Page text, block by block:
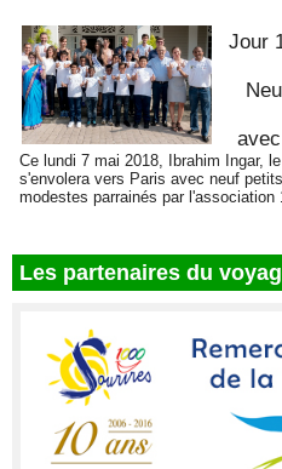
Jour
Ce lundi 7 mai 2018, Ibrahim Ingar,
s'envolera vers Paris avec neuf
modestes parrainés par
Les partenaires du